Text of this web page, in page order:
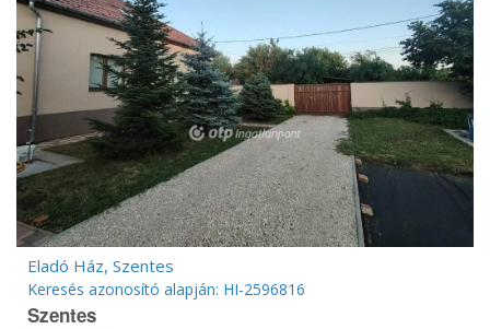
Eladó Ház, Szentes
Keresés azonosító alapján: HI-2596816
Szentes